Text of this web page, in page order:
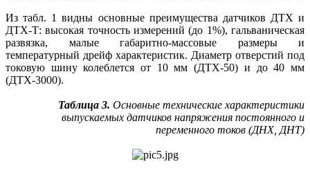
Из табл. 1 видны основные преимущества датчиков ДТХ и
ДТХ-Т: высокая точность измерений (до 1%), гальваническая
развязка, малые габаритно-массовые размеры и
температурный дрейф характеристик. Диаметр отверстий под
токовую шину колеблется от 10 мм (ДТХ-50) и до 40 мм
(ДТХ-3000).
Таблица 3. Основные технические характеристики
выпускаемых датчиков напряжения постоянного и
переменного токов (ДНХ, ДНТ)